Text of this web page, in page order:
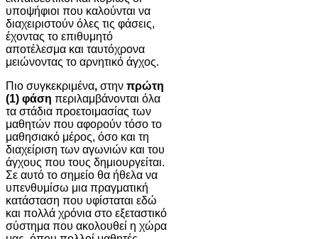
υποψήφιοι που καλούνται να
διαχειριστούν όλες τις φάσεις,
έχοντας το επιθυμητό
αποτέλεσμα και ταυτόχρονα
μειώνοντας το αρνητικό άγχος.
Πιο συγκεκριμένα, στην πρώτη
(1) φάση περιλαμβάνονται όλα
τα στάδια προετοιμασίας των
μαθητών που αφορούν τόσο το
μαθησιακό μέρος, όσο και τη
διαχείριση των αγωνιών και του
άγχους που τους δημιουργείται.
Σε αυτό το σημείο θα ήθελα να
υπενθυμίσω μια πραγματική
κατάσταση που υφίσταται εδώ
και πολλά χρόνια στο εξεταστικό
σύστημα που ακολουθεί η χώρα